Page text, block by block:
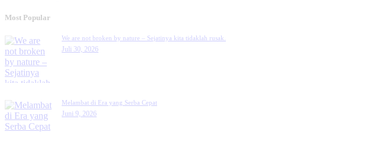
Most Popular
We are not broken by nature – Sejatinya kita tidaklah rusak.
Juli 30, 2026
Melambat di Era yang Serba Cepat
Juni 9, 2026